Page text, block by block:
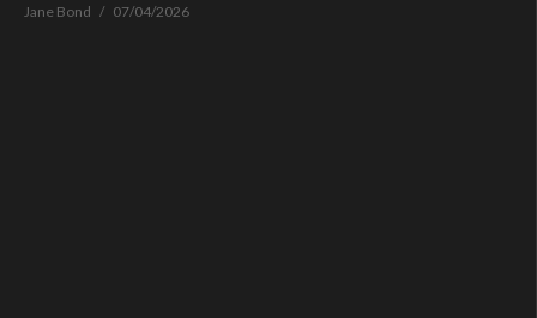
Jane Bond 07/04/2026